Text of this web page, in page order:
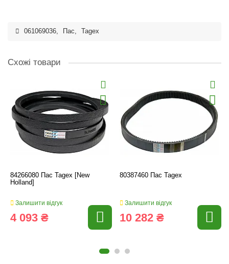
061069036, Пас, Tagex
Схожі товари
84266080 Пас Tagex [New
Holland]
Залишити відгук
4 093 ₴
80387460 Пас Tagex
Залишити відгук
10 282 ₴